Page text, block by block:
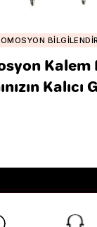
Kalıcı